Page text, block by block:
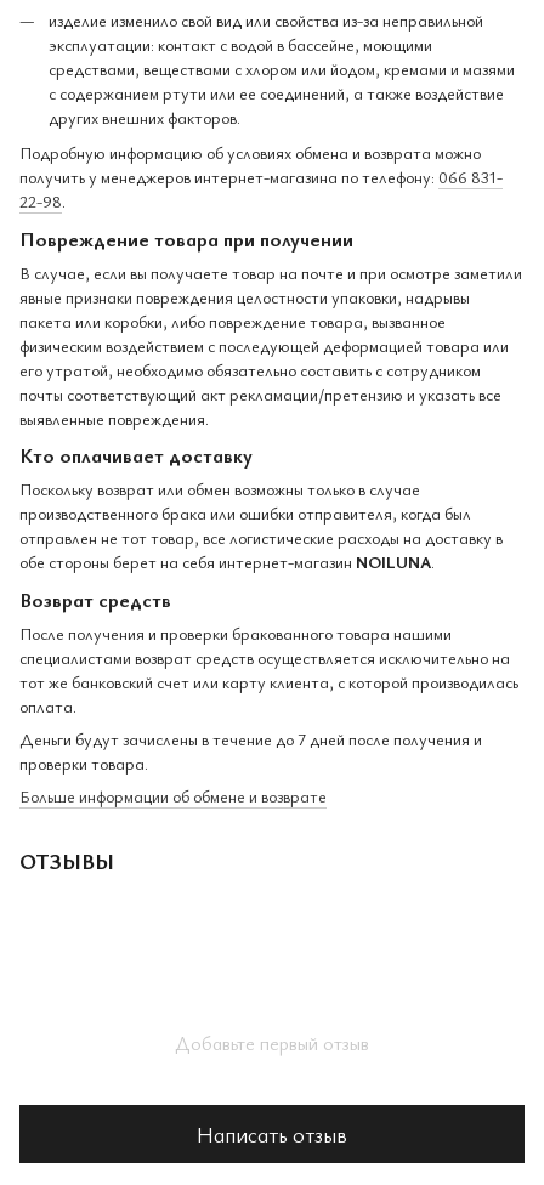
изделие изменило свой вид или свойства из-за неправильной
эксплуатации: контакт с водой в бассейне, моющими
средствами, веществами с хлором или йодом, кремами и мазями
с содержанием ртути или ее соединений, а также воздействие
других внешних факторов.
Подробную информацию об условиях обмена и возврата можно
получить у менеджеров интернет-магазина по телефону: 066 831-
22-98.
Повреждение товара при получении
В случае, если вы получаете товар на почте и при осмотре заметили
явные признаки повреждения целостности упаковки, надрывы
пакета или коробки, либо повреждение товара, вызванное
физическим воздействием с последующей деформацией товара или
его утратой, необходимо обязательно составить с сотрудником
почты соответствующий акт рекламации/претензию и указать все
выявленные повреждения.
Кто оплачивает доставку
Поскольку возврат или обмен возможны только в случае
производственного брака или ошибки отправителя, когда был
отправлен не тот товар, все логистические расходы на доставку в
обе стороны берет на себя интернет-магазин NOILUNA.
Возврат средств
После получения и проверки бракованного товара нашими
специалистами возврат средств осуществляется исключительно на
тот же банковский счет или карту клиента, с которой производилась
оплата.
Деньги будут зачислены в течение до 7 дней после получения и
проверки товара.
Больше информации об обмене и возврате
ОТЗЫВЫ
Добавьте первый отзыв
Написать отзыв